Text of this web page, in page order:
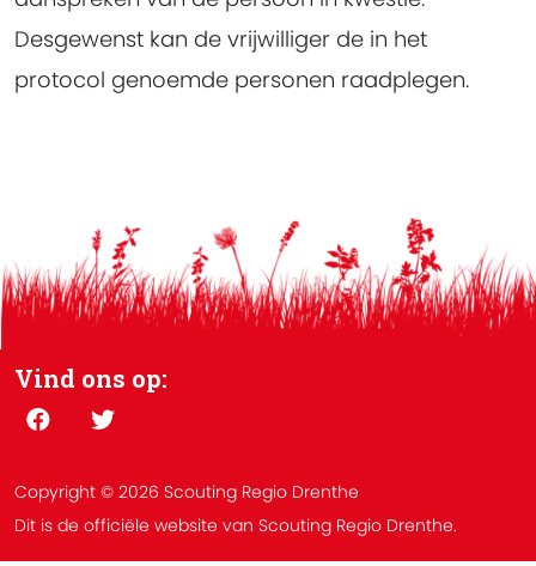
Desgewenst kan de vrijwilliger de in het
protocol genoemde personen raadplegen.
Vind ons op:
Copyright © 2026 Scouting Regio Drenthe
Dit is de officiële website van Scouting Regio Drenthe.